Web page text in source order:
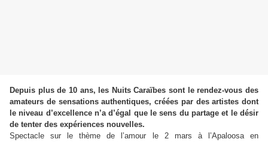
Depuis plus de 10 ans, les Nuits Caraïbes sont le rendez-vous des
amateurs de sensations authentiques, créées par des artistes dont
le niveau d’excellence n’a d’égal que le sens du partage et le désir
de tenter des expériences nouvelles.
Spectacle sur le thème de l’amour le 2 mars à l’Apaloosa en